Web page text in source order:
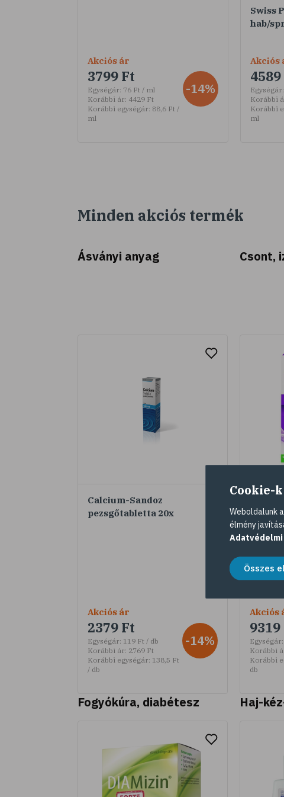
Akciós ár
3799 Ft
Egységár: 76 Ft / ml
Korábbi ár: 4429 Ft
Korábbi egységár: 88,6 Ft /
ml
-14%
Swiss
hab/
Akciós
Egységár:
Korábbi
Korábbi
ml
Minden akciós termék
Ásványi anyag
Calcium-Sandoz
pezsgőtabletta 20x
Akciós ár
2379 Ft
Egységár: 119 Ft / db
Korábbi ár: 2769 Ft
Korábbi egységár: 138,5 Ft
/ db
-14%
Csont,
Akciós
9319
Egységár:
Korábbi
Korábbi
db
Fogyókúra, diabétesz Haj-
Cookie-
Weboldalunk
élmény
Összes